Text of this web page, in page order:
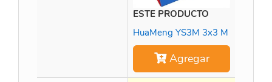
ESTE PRODUCTO
HuaMeng YS3M 3x3 M
Agregar